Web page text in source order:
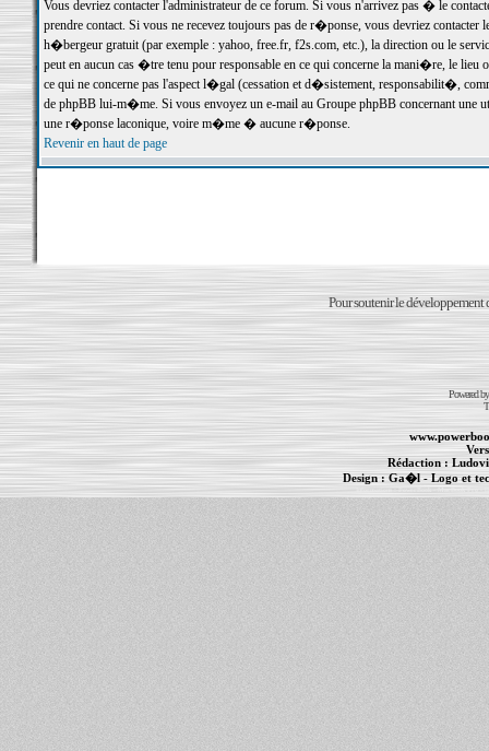
Vous devriez contacter l'administrateur de ce forum. Si vous n'arrivez pas � le
prendre contact. Si vous ne recevez toujours pas de r�ponse, vous devriez
h�bergeur gratuit (par exemple : yahoo, free.fr, f2s.com, etc.), la direction ou le
peut en aucun cas �tre tenu pour responsable en ce qui concerne la mani�re, le
ce qui ne concerne pas l'aspect l�gal (cessation et d�sistement, responsabilit�,
de phpBB lui-m�me. Si vous envoyez un e-mail au Groupe phpBB concernant une
une r�ponse laconique, voire m�me � aucune r�ponse.
Revenir en haut de page
Pour soutenir le développement
Powered
Rédaction :
Design :Ga�l- Logo et
Informations :